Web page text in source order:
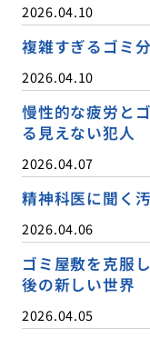
2026.04.10
複雑すぎるゴミ
2026.04.10
慢性的な疲労と
る見えない犯人
2026.04.07
精神科医に聞く
2026.04.06
ゴミ屋敷を克服
後の新しい世界
2026.04.05